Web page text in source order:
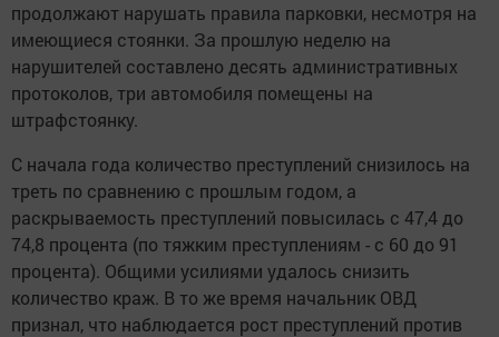
продолжают нарушать правила парковки, несмотря на
имеющиеся стоянки. За прошлую неделю на
нарушителей составлено десять административных
протоколов, три автомобиля помещены на
штрафстоянку.
С начала года количество преступлений снизилось на
треть по сравнению с прошлым годом, а
раскрываемость преступлений повысилась с 47,4 до
74,8 процента (по тяжким преступлениям - с 60 до 91
процента). Общими усилиями удалось снизить
количество краж. В то же время начальник ОВД
признал, что наблюдается рост преступлений против